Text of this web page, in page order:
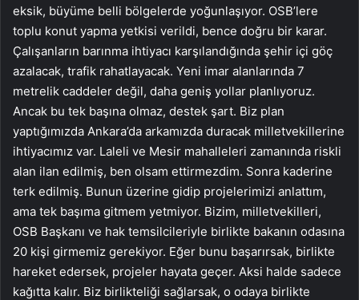
eksik, büyüme belli bölgelerde yoğunlaşıyor. OSB’lere
toplu konut yapma yetkisi verildi, bence doğru bir karar.
Çalışanların barınma ihtiyacı karşılandığında şehir içi göç
azalacak, trafik rahatlayacak. Yeni imar alanlarında 7
metrelik caddeler değil, daha geniş yollar planlıyoruz.
Ancak bu tek başına olmaz, destek şart. Biz plan
yaptığımızda Ankara’da arkamızda duracak milletvekillerine
ihtiyacımız var. Laleli ve Mesir mahalleleri zamanında riskli
alan ilan edilmiş, ben olsam ettirmezdim. Sonra kaderine
terk edilmiş. Bunun üzerine gidip projelerimizi anlattım,
ama tek başıma gitmem yetmiyor. Bizim, milletvekilleri,
OSB Başkanı ve hak temsilcileriyle birlikte bakanın odasına
20 kişi girmemiz gerekiyor. Eğer bunu başarırsak, birlikte
hareket edersek, projeler hayata geçer. Aksi halde sadece
kağıtta kalır. Biz birlikteliği sağlarsak, o odaya birlikte